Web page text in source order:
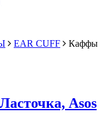
EAR CUFF
Каффы
Asos